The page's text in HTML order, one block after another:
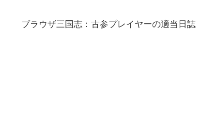
ブラウザ三国志：古参プレイヤーの適当日誌